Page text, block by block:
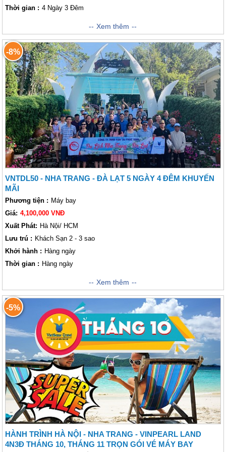
Thời gian : 4 Ngày 3 Đêm
Vietsense Travel hân hạnh giới thiệu đến quý khách chương trình nghỉ
dưỡng tại Nha Trang 4 Ngày 3 Đêm với giá siêu khuyến mãi. Chúng tôi
sẽ đưa quý khách đến với thành phố biển Nha Trang - nơi được bình
chọn là 1 trong 29 vịnh đẹp nhất thế giới luôn làm say lòng khách thăm
quan bởi cảnh đẹp thiên nhiên với những bãi biển tuyệt đẹp. Đây cũng là
nơi hội tụ đa dạng của các loại sinh vật biển. Bỏ lại những ồn ào, vất vả
của cuộc sống thường ngày, đến với biển Nha Trang quý khách sẽ được
đắm mình trong làn gió biển nhẹ, trải nghiệm kỳ nghỉ lãng mạn tại thiên
đường nhiệt đới. Hãy để Vietsense Travel đồng hành cùng bạn trong
chuyến đi này. Chắc chắn bạn sẽ có chuyến đi vui vẻ và đáng nhớ đấy !
Xem thêm
-8%
VNTDL50 - NHA TRANG - ĐÀ LẠT 5 NGÀY 4 ĐÊM KHUYẾN
MÃI
Phương tiện : Máy bay
Giá: 4,100,000 VNĐ
Xuất Phát: Hà Nội/ HCM
Lưu trú : Khách Sạn 2 - 3 sao
Khởi hành : Hàng ngày
Thời gian : Hàng ngày
Trải nghiệm 5 ngày 4 đêm tại thành phố biển xinh đẹp Nha Trang, nơi
được mệnh danh là thành phố biển đẹp nhất Đông Nam Á với những bãi
cát trắng phau cùng nước biển xanh ngát tạo cảm giác thư thái. Trải
nghiệm "thành phố ngàn hoa" Đà Lạt với sắc hoa quyến rũ thơ mộng
cùng với cảnh vật lãng mạn, chắc chắn đây không phải lựa chọn sai lầm
của khách thăm quan.
Xem thêm
-5%
HÀNH TRÌNH HÀ NỘI - NHA TRANG - VINPEARL LAND
4N3Đ THÁNG 10, THÁNG 11 TRỌN GÓI VÉ MÁY BAY